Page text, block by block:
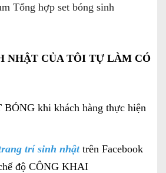
Tổng hợp set bóng sinh
NHẬT CỦA TÔI TỰ LÀM CÓ
BÓNG khi khách hàng thực hiện
trí sinh nhậttrên Facebook
độ CÔNG KHAI